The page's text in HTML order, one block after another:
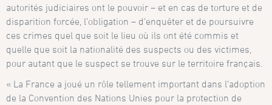
autorités judiciaires ont le pouvoir – et en cas de torture et de
disparition forcée, l’obligation – d’enquêter et de poursuivre
ces crimes quel que soit le lieu où ils ont été commis et
quelle que soit la nationalité des suspects ou des victimes,
pour autant que le suspect se trouve sur le territoire français.
« La France a joué un rôle tellement important dans l’adoption
de la Convention des Nations Unies pour la protection de